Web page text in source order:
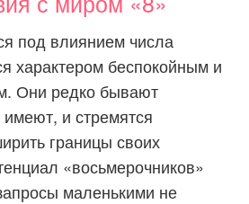
под влиянием числа
характером беспокойным и
Они редко бывают
и стремятся
границы своих
«восьмерочников»
маленькими не